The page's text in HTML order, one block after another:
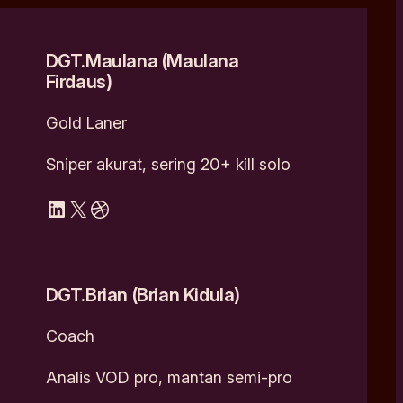
DGT.Maulana (Maulana
Firdaus)
Gold Laner
Sniper akurat, sering 20+ kill solo
LinkedIn X Dribbble
DGT.Brian (Brian Kidula)
Coach
Analis VOD pro, mantan semi-pro